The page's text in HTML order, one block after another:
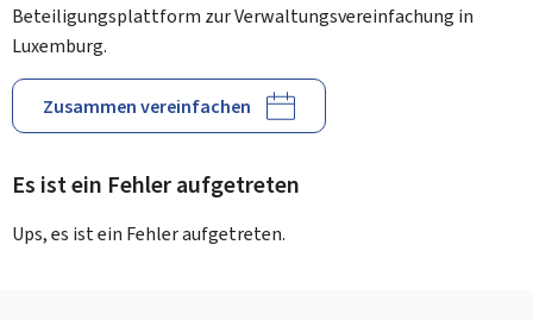
Beteiligungsplattform zur Verwaltungsvereinfachung in
Luxemburg.
Zusammen vereinfachen
Es ist ein Fehler aufgetreten
Ups, es ist ein Fehler aufgetreten.